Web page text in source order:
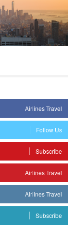
Airlines Travel
Follow Us
Subscribe
Airlines Travel
Airlines Travel
Subscribe